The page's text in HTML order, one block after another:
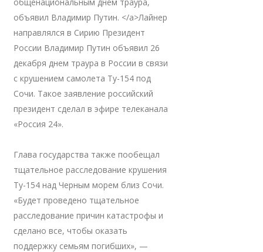
объявил Владимир Путин. </a>Лайнер
направлялся в Сирию Президент
России Владимир Путин объявил 26
декабря днем траура в России в связи
с крушением самолета Ту-154 под
Сочи. Такое заявление российский
президент сделал в эфире телеканала
«Россия 24».
Глава государства также пообещал
тщательное расследование крушения
Ту-154 над Черным морем близ Сочи.
«Будет проведено тщательное
расследование причин катастрофы и
сделано все, чтобы оказать
поддержку семьям погибших», —